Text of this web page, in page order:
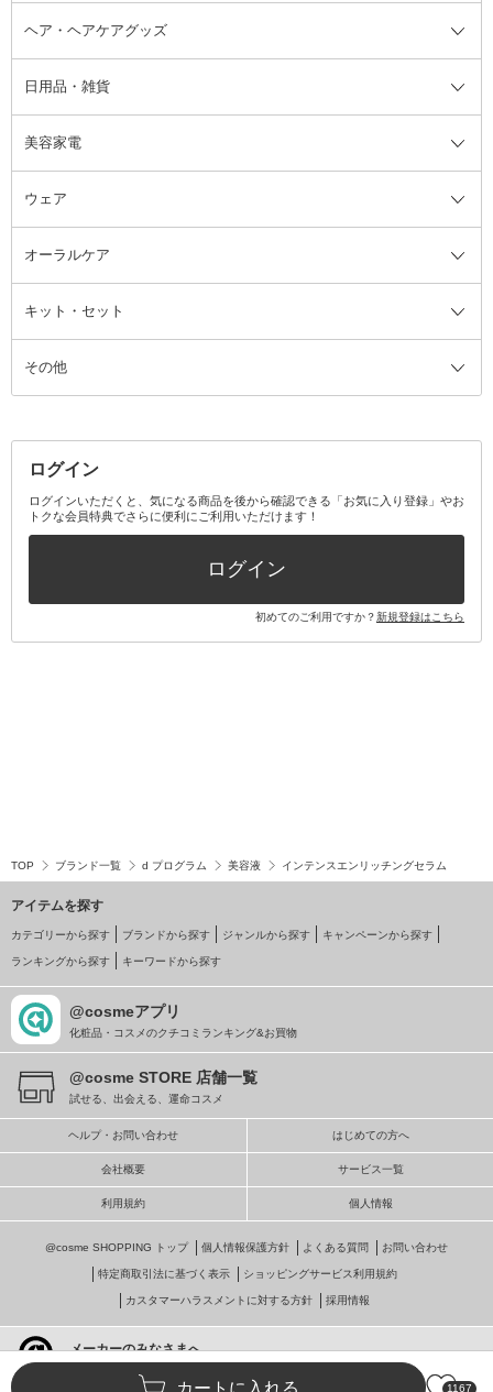
カートに入れる 1167
コットン・綿棒
洗顔グッズ
ブラシ・チップ
ツィザー・毛抜き
カミソリ
ファンデーション・パウダーケー
ス
ミラー・鏡
ボディケアグッズ全て
マッサージ・ボディケアグッズ
かかと・角質ケアグッズ
絆創膏
ヘア・ヘアケアグッズ
ヘア・ヘアケアグッズ全て
ヘアゴム
ヘアバンド
ヘッドマッサージブラシ
日用品・雑貨
日用品・雑貨全て
柔軟剤
ルームフレグランス・ディフュー
ザー
アロマキャンドル
消臭剤・芳香剤
美容家電
美容家電全て
ボディケア美容家電
その他美容家電
ウェア
ウェア全て
レッグウェア
オーラルケア
オーラルケア全て
歯ブラシ
その他オーラルケア
キット・セット
キット・セット全て
ボディケアキット
その他キット・セット
その他
ログイン
ログインいただくと、気になる商品を後から確認できる「お気に入り登録」やお
トクな会員特典でさらに便利にご利用いただけます！
ログイン
初めてのご利用ですか？新規登録はこちら
TOP ブランド一覧 d プログラム 美容液 インテンスエンリッチングセラム
アイテムを探す
カテゴリーから探す ブランドから探す ジャンルから探す キャンペーンから探す
ランキングから探す キーワードから探す
@cosmeアプリ
化粧品・コスメのクチコミランキング&お買物
@cosme STORE 店舗一覧
試せる、出会える、運命コスメ
ヘルプ・お問い合わせ はじめての方へ
会社概要 サービス一覧
利用規約 個人情報
@cosme SHOPPING トップ 個人情報保護方針 よくある質問 お問い合わせ
特定商取引法に基づく表示 ショッピングサービス利用規約
カスタマーハラスメントに対する方針 採用情報
メーカーのみなさまへ